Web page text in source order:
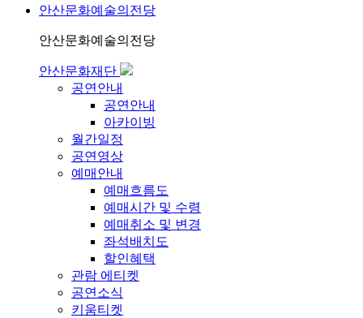
안산문화예술의전당
안산문화예술의전당
안산문화재단
공연안내
공연안내
아카이빙
월간일정
공연영상
예매안내
예매흐름도
예매시간 및 수령
예매취소 및 변경
좌석배치도
할인혜택
관람 에티켓
공연소식
키움티켓